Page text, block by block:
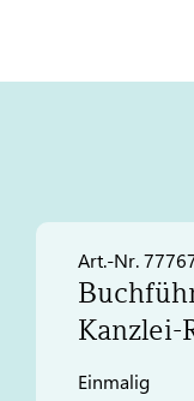
Art.-Nr.
Kanzlei-
Einmalig